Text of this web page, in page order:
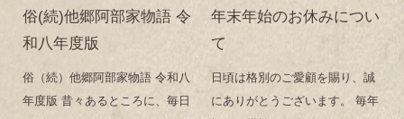
俗(続)他郷阿部家物語 令
和八年度版
俗（続）他郷阿部家物語 令和八
年度版 昔々あるところに、毎日
年末年始のお休みについ
て
日頃は格別のご愛顧を賜り、誠
にありがとうございます。 毎年